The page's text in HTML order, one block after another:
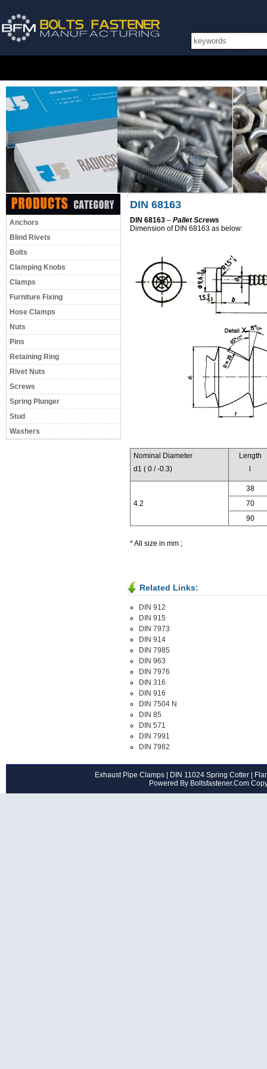
Anchors
Blind Rivets
Bolts
Clamping Knobs
Clamps
Furniture Fixing
Hose Clamps
Nuts
Pins
Retaining Ring
Rivet Nuts
Screws
Spring Plunger
Stud
Washers
DIN 68163
DIN 68163 – Pallet Screws
Dimension of DIN 68163 as below:
Nominal Diameter
d1 ( 0 / -0.3)
Length
4.2
38
70
90
* All size in mm ;
Related Links:
DIN 912
DIN 915
DIN 7973
DIN 914
DIN 7985
DIN 963
DIN 7976
DIN 316
DIN 916
DIN 7504 N
DIN 85
DIN 571
DIN 7991
DIN 7982
Exhaust Pipe Clamps DIN 11024 Spring Cotter
Powered By Boltsfastener.Com